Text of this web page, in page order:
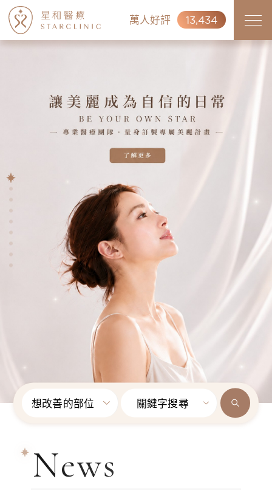
萬人好評 13,434
想改善的部位 關鍵字搜尋
News